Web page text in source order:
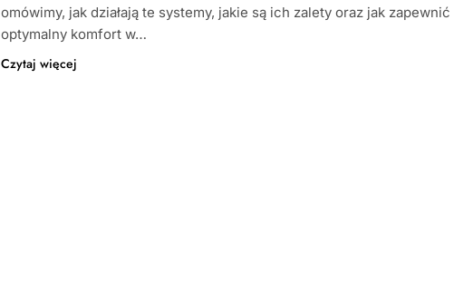
omówimy, jak działają te systemy, jakie są ich zalety oraz jak zapewnić
optymalny komfort w…
Czytaj więcej